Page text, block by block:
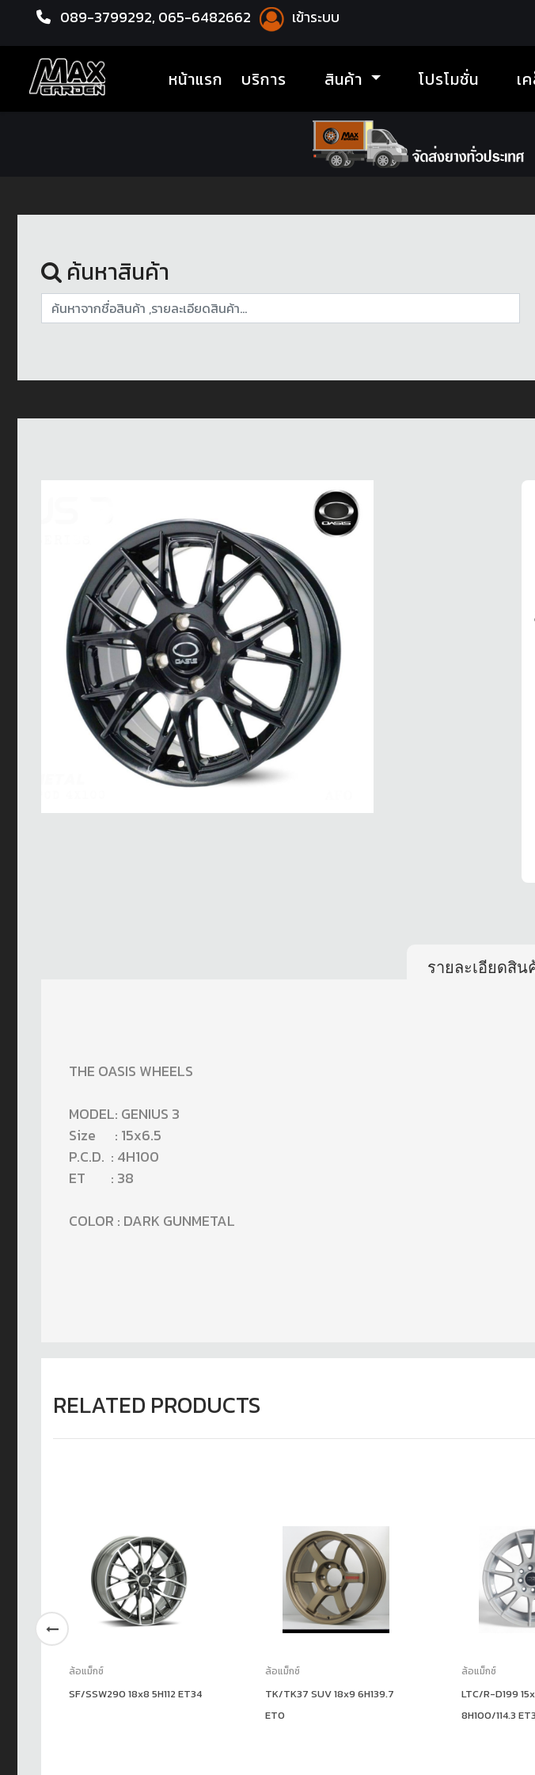
089-3799292, 065-6482662 เข้าระบบ
หน้าแรก(current)
บริการ สินค้า โปรโมชั่น เ
หน้าแรก ล้อแม็กซ์
ค้นหาสินค้า
รายละเอียดสิน
THE OASIS WHEELS
MODEL: GENIUS 3
Size : 15x6.5
P.C.D. : 4H100
ET : 38
COLOR : DARK GUNMETAL
RELATED PRODUCTS
ล้อแม็กซ์
SF/SSW290 18x8 5H112 ET34
ล้อแม็กซ์
TK/TK37 SUV 18x9 6H139.7
ET0
ล้อแม็กซ์
LTC/R-D199
8H100/114.3